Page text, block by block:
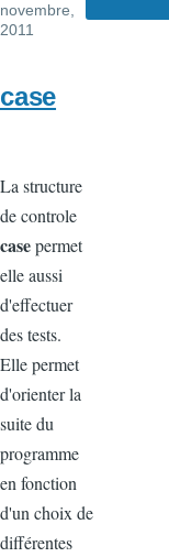
novembre,
2011
case
La structure
de controle
casepermet
elle aussi
d'effectuer
des tests.
Elle permet
d'orienter la
suite du
programme
en fonction
d'un choix de
différentes